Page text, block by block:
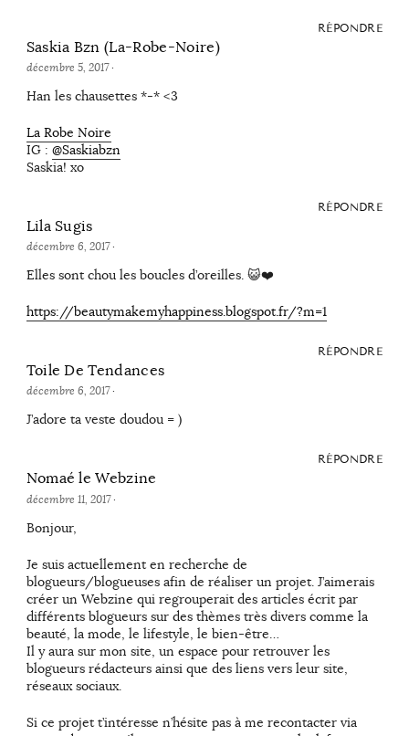
RÉPONDRE
Saskia Bzn (La-Robe-Noire)
décembre 5, 2017·
Han les chausettes *-* <3
La Robe Noire
IG : @Saskiabzn
Saskia! xo
RÉPONDRE
Lila Sugis
décembre 6, 2017·
Elles sont chou les boucles d’oreilles. 😺❤️
https://beautymakemyhappiness.blogspot.fr/?m=1
RÉPONDRE
Toile De Tendances
décembre 6, 2017·
J’adore ta veste doudou = )
RÉPONDRE
Nomaé le Webzine
décembre 11, 2017·
Bonjour,
Je suis actuellement en recherche de
blogueurs/blogueuses afin de réaliser un projet. J’aimerais
créer un Webzine qui regrouperait des articles écrit par
différents blogueurs sur des thèmes très divers comme la
beauté, la mode, le lifestyle, le bien-être…
Il y aura sur mon site, un espace pour retrouver les
blogueurs rédacteurs ainsi que des liens vers leur site,
réseaux sociaux.
Si ce projet t’intéresse n’hésite pas à me recontacter via